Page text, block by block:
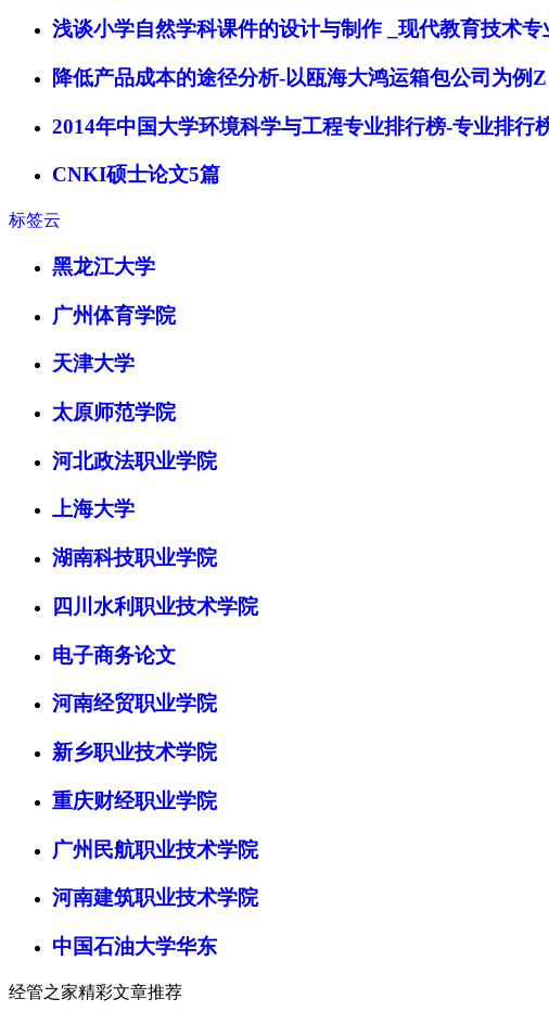
浅谈小学自然学科课件的设计与制作 _现代教育技术专
降低产品成本的途径分析-以瓯海大鸿运箱包公司为例
2014年中国大学环境科学与工程专业排行榜-专业排行
CNKI硕士论文5篇
标签云
黑龙江大学
广州体育学院
天津大学
太原师范学院
河北政法职业学院
上海大学
湖南科技职业学院
四川水利职业技术学院
电子商务论文
河南经贸职业学院
新乡职业技术学院
重庆财经职业学院
广州民航职业技术学院
河南建筑职业技术学院
中国石油大学华东
经管之家精彩文章推荐